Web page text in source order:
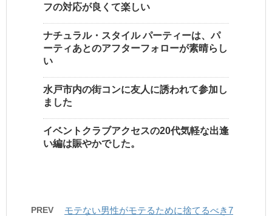
フの対応が良くて楽しい
ナチュラル・スタイル パーティーは、パ
ーティあとのアフターフォローが素晴らし
い
水戸市内の街コンに友人に誘われて参加し
ました
イベントクラブアクセスの20代気軽な出逢
い編は賑やかでした。
PREV
モテない男性がモテるために捨てるべき7